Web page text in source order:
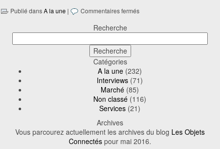
Publié dansA la une | Commentaires fermés
Recherche
Catégories
A la une (232)
Interviews (71)
Marché (85)
Non classé (116)
Services (21)
Archives
Vous parcourez actuellement les archives du blog Les Objets
Connectés pour mai 2016.